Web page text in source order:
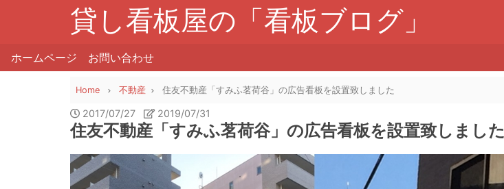
貸し看板屋の「看板ブログ」
ホームページ お問い合わせ
Home 不動産 住友不動産「すみふ茗荷谷」の広告看板を設置致しました
2017/07/27 2019/07/31
住友不動産「すみふ茗荷谷」の広告看板を設置致しました